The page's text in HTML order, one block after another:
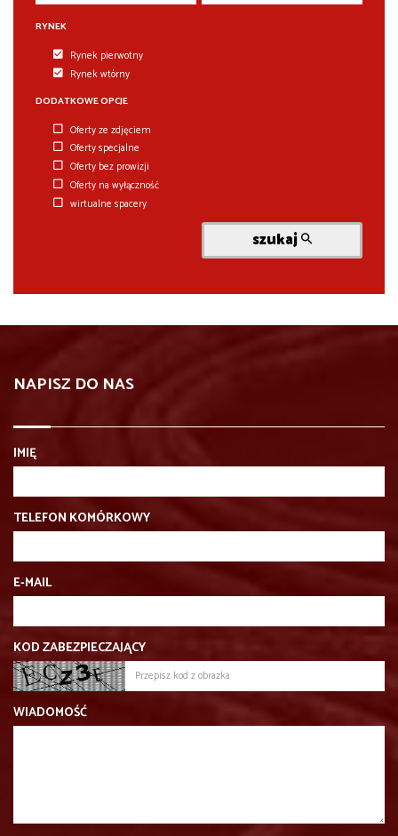
RYNEK
Rynek pierwotny
Rynek wtórny
DODATKOWE OPCJE
Oferty ze zdjęciem
Oferty specjalne
Oferty bez prowizji
Oferty na wyłączność
wirtualne spacery
szukaj
NAPISZ DO NAS
IMIĘ
TELEFON KOMÓRKOWY
E-MAIL
KOD ZABEZPIECZAJĄCY
WIADOMOŚĆ